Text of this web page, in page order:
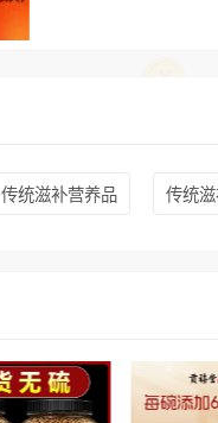
传统滋补营养品 传统